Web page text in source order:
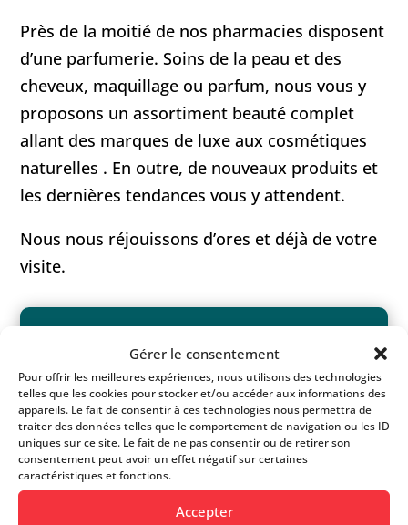
Gérer le consentement
Pour offrir les meilleures expériences, nous utilisons des technologies
telles que les cookies pour stocker et/ou accéder aux informations des
appareils. Le fait de consentir à ces technologies nous permettra de
traiter des données telles que le comportement de navigation ou les ID
uniques sur ce site. Le fait de ne pas consentir ou de retirer son
consentement peut avoir un effet négatif sur certaines
caractéristiques et fonctions.
Accepter
Près de la moitié de nos pharmacies disposent
d’une parfumerie. Soins de la peau et des
cheveux, maquillage ou parfum, nous vous y
proposons un assortiment beauté complet
allant des marques de luxe aux cosmétiques
naturelles . En outre, de nouveaux produits et
les dernières tendances vous y attendent.
Nous nous réjouissons d’ores et déjà de votre
visite.
FICHE D’INFOS
Site web
058 851 30 01